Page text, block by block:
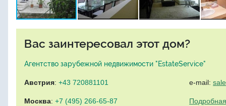
Вас заинтересовал этот дом?
Агентство зарубежной недвижимости "EstateService"
Австрия: +43 720881101
Москва: +7 (495) 266-65-87
e-mail: